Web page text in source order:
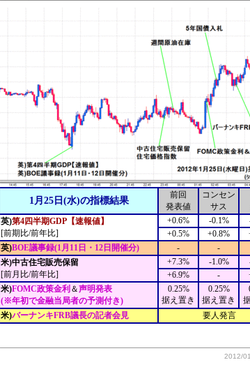
1月25日(水)の指標結果
前回
発表値
コンセン
サス
英)第4四半期GDP【速報値】
[前期比/前年比]
+0.6% -0.1%
+0.5% +0.8%
英)BOE議事録(1月11日・12日開催分) - -
米)中古住宅販売保留
[前月比/前年比]
+7.3% -1.0%
+6.9% -
米)FOMC政策金利 ＆声明発表
(※年初で金融当局者の予測付き)
0.25%
据え置き
0.25%
据え置き
米)バーナンキFRB議長の記者会見 要人発言
2012/